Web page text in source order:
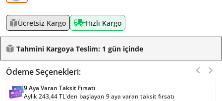
Ücretsiz Kargo Hızlı Kargo
Tahmini Kargoya Teslim: 1 gün içinde
Ödeme Seçenekleri:
9 Aya Varan Taksit Fırsatı
Aylık 243,44 TL'den başlayan 9 aya varan taksit fırsatı